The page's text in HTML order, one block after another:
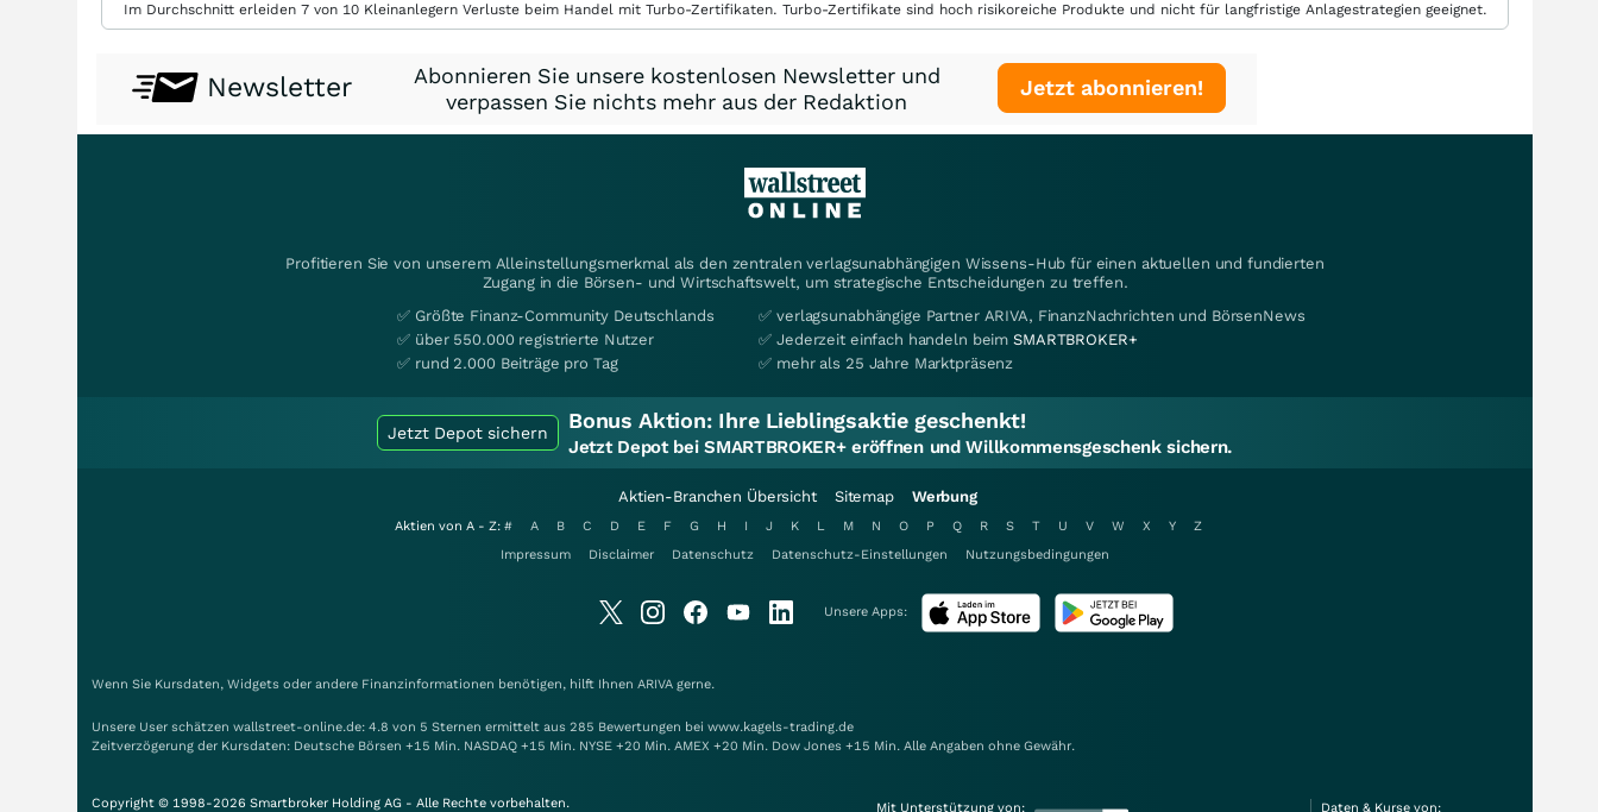
Im Durchschnitt erleiden 7 von 10 Kleinanlegern Verluste beim Handel mit Turbo-Zertifikaten. Turbo-Zertifikate sind hoch risikoreiche Produkte und nicht für langfristige Anlagestrategien geeignet.
Newsletter
Abonnieren Sie unsere kostenlosen Newsletter und
verpassen Sie nichts mehr aus der Redaktion
Jetzt abonnieren!
Profitieren Sie von unserem Alleinstellungsmerkmal als den zentralen verlagsunabhängigen Wissens-Hub für einen aktuellen und fundierten
Zugang in die Börsen- und Wirtschaftswelt, um strategische Entscheidungen zu treffen.
✅ Größte Finanz-Community Deutschlands
✅ über 550.000 registrierte Nutzer
✅ rund 2.000 Beiträge pro Tag
✅ verlagsunabhängige Partner ARIVA, FinanzNachrichten und BörsenNews
✅ Jederzeit einfach handeln beimSMARTBROKER+
✅ mehr als 25 Jahre Marktpräsenz
Jetzt Depot sichern Bonus Aktion: Ihre Lieblingsaktie geschenkt!
Jetzt Depot bei SMARTBROKER+ eröffnen und Willkommensgeschenk sichern.
Aktien-Branchen Übersicht Sitemap Werbung
Aktien von A - Z: # A B C D E F G H I J K L M N O P Q R S T U V W X Y
Z
Impressum
Disclaimer Datenschutz Datenschutz-Einstellungen Nutzungsbedingungen
Unsere Apps:
Wenn Sie Kursdaten, Widgets oder andere Finanzinformationen benötigen, hilft Ihnen ARIVA gerne.
Unsere User schätzen wallstreet-online.de: 4.8 von 5 Sternen ermittelt aus 285 Bewertungen bei www.kagels-trading.de
Zeitverzögerung der Kursdaten: Deutsche Börsen +15 Min. NASDAQ +15 Min. NYSE +20 Min. AMEX +20 Min. Dow Jones +15 Min. Alle Angaben ohne Gewähr.
Copyright © 1998-2026 Smartbroker Holding AG - Alle Rechte vorbehalten. Mit Unterstützung von: Daten & Kurse von: